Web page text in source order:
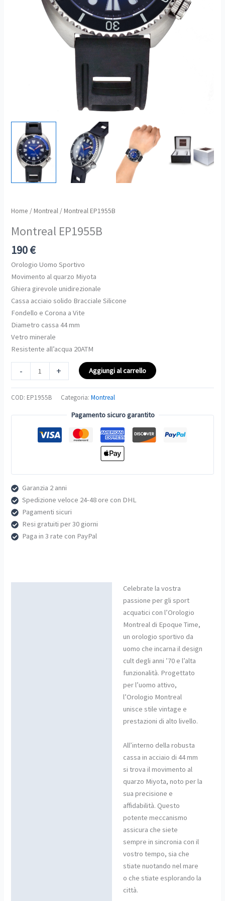
Home / Montreal / Montreal EP1955B
Montreal EP1955B
190€
Orologio Uomo Sportivo
Movimento al quarzo Miyota
Ghiera girevole unidirezionale
Cassa acciaio solido Bracciale Silicone
Fondello e Corona a Vite
Diametro cassa 44 mm
Vetro minerale
Resistente all’acqua 20ATM
-
Montreal
quantità
+ Aggiungi al carrello
COD: EP1955B Categoria:Montreal
Pagamento sicuro garantito
Garanzia 2 anni
Spedizione veloce 24-48 ore con DHL
Pagamenti sicuri
Resi gratuiti per 30 giorni
Paga in 3 rate con PayPal
Celebrate la vostra
passione per gli sport
acquatici con l’Orologio
Montreal di Epoque Time,
un orologio sportivo da
uomo che incarna il design
cult degli anni ’70 e l’alta
funzionalità. Progettato
per l’uomo attivo,
l’Orologio Montreal
unisce stile vintage e
prestazioni di alto livello.
All’interno della robusta
cassa in acciaio di 44 mm
si trova il movimento al
quarzo Miyota, noto per la
sua precisione e
affidabilità. Questo
potente meccanismo
assicura che siete
sempre in sincronia con il
vostro tempo, sia che
stiate nuotando nel mare
o che stiate esplorando la
città.